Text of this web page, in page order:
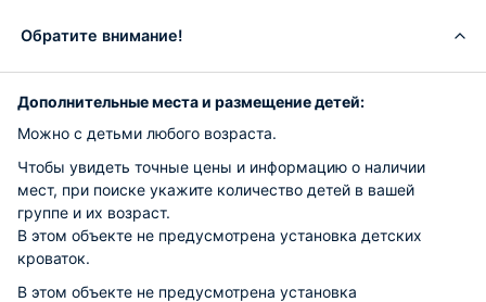
Обратите внимание!
Дополнительные места и размещение детей:
Можно с детьми любого возраста.
Чтобы увидеть точные цены и информацию о наличии
мест, при поиске укажите количество детей в вашей
группе и их возраст.
В этом объекте не предусмотрена установка детских
кроваток.
В этом объекте не предусмотрена установка